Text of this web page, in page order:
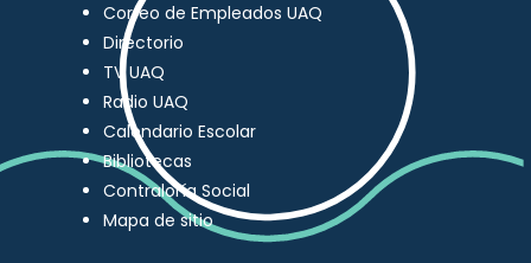
Correo de Empleados UAQ
Directorio
TV UAQ
Radio UAQ
Calendario Escolar
Bibliotecas
Contraloría Social
Mapa de sitio